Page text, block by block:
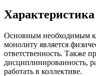
Основным необходимым
монолиту является
ответственность. Также
дисциплинированность,
работать в коллективе.